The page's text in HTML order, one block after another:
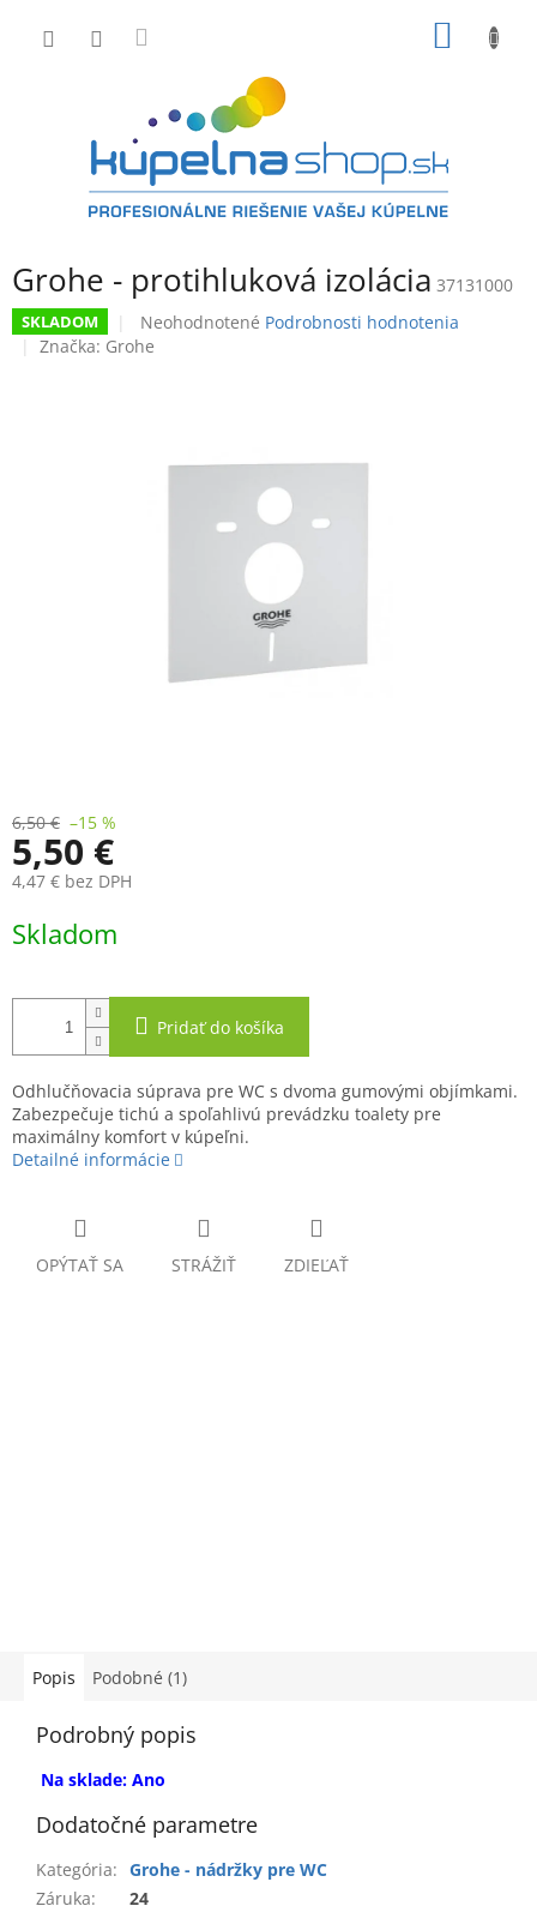
Grohe - protihluková izolácia 37131000
SKLADOM
Priemerné
hodnotenie
Neohodnotené Podrobnosti hodnotenia
Značka: Grohe
6,50 € –15 %
5,50 €
4,47 € bez DPH
cena:
Skladom
Pridať do košíka
Odhlučňovacia súprava pre WC s dvoma gumovými objímkami.
Zabezpečuje tichú a spoľahlivú prevádzku toalety pre
maximálny komfort v kúpeľni.
Detailné informácie
OPÝTAŤ SA STRÁŽIŤ ZDIEĽAŤ
Popis Podobné (1)
Podrobný popis
Na sklade: Ano
Dodatočné parametre
Kategória: Grohe - nádržky pre WC
Záruka:
24